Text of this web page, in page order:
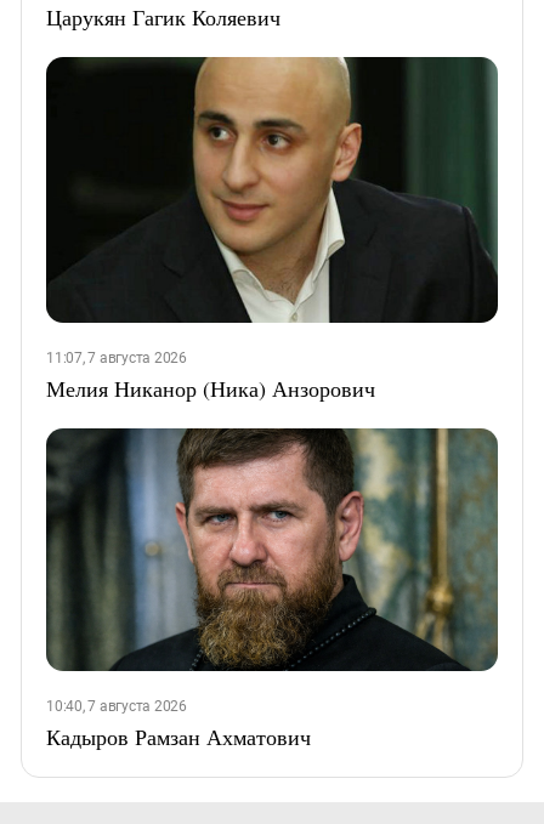
Царукян Гагик Коляевич
11:07, 7 августа 2026
Мелия Никанор (Ника) Анзорович
10:40, 7 августа 2026
Кадыров Рамзан Ахматович